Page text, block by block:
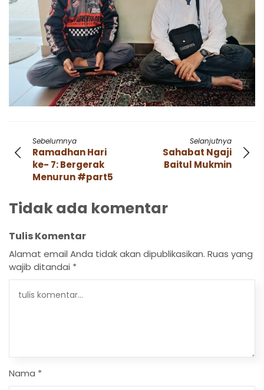
Sebelumnya
Ramadhan Hari
ke- 7: Bergerak
Menurun #part5
Selanjutnya
Sahabat Ngaji
Baitul Mukmin
Tidak ada komentar
Tulis Komentar
Alamat email Anda tidak akan dipublikasikan. Ruas yang
wajib ditandai *
Nama *